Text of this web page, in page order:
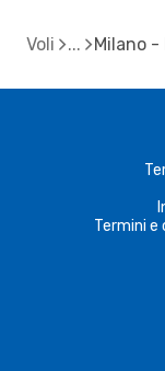
Voli Milano -
Termini e